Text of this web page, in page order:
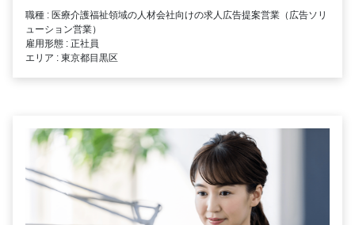
職種 : 医療介護福祉領域の人材会社向けの求人広告提案営業（広告ソリ
ューション営業）
雇用形態 : 正社員
エリア : 東京都目黒区